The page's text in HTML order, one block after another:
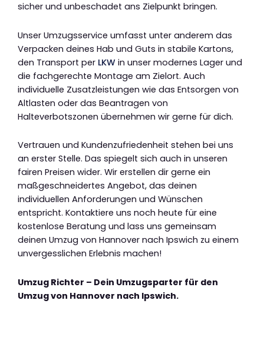
sicher und unbeschadet ans Zielpunkt bringen.
Unser Umzugsservice umfasst unter anderem das
Verpacken deines Hab und Guts in stabile Kartons,
den Transport per LKW in unser modernes Lager und
die fachgerechte Montage am Zielort. Auch
individuelle Zusatzleistungen wie das Entsorgen von
Altlasten oder das Beantragen von
Halteverbotszonen übernehmen wir gerne für dich.
Vertrauen und Kundenzufriedenheit stehen bei uns
an erster Stelle. Das spiegelt sich auch in unseren
fairen Preisen wider. Wir erstellen dir gerne ein
maßgeschneidertes Angebot, das deinen
individuellen Anforderungen und Wünschen
entspricht. Kontaktiere uns noch heute für eine
kostenlose Beratung und lass uns gemeinsam
deinen Umzug von Hannover nach Ipswich zu einem
unvergesslichen Erlebnis machen!
Umzug Richter – Dein Umzugsparter für den
Umzug von Hannover nach Ipswich.